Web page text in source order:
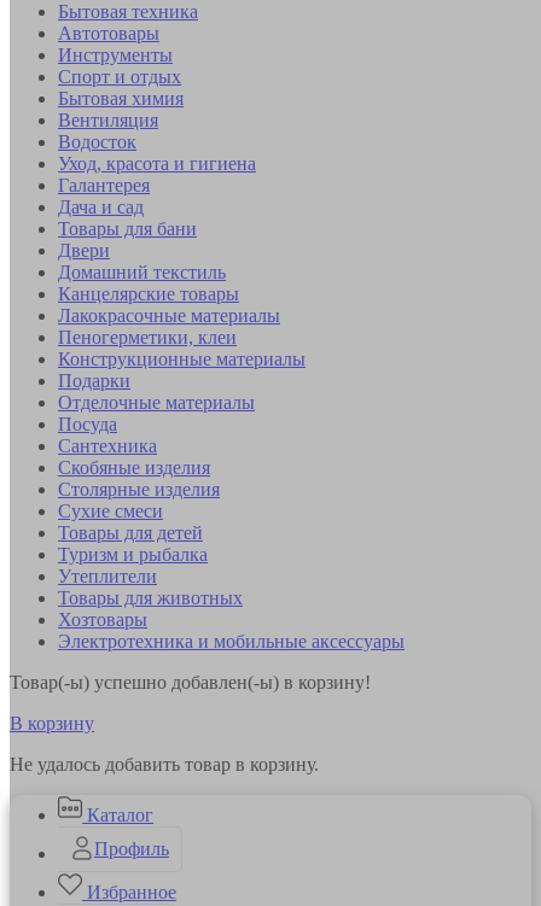
Бытовая техника
Автотовары
Инструменты
Спорт и отдых
Бытовая химия
Вентиляция
Водосток
Уход, красота и гигиена
Галантерея
Дача и сад
Товары для бани
Двери
Домашний текстиль
Канцелярские товары
Лакокрасочные материалы
Пеногерметики, клеи
Конструкционные материалы
Подарки
Отделочные материалы
Посуда
Сантехника
Скобяные изделия
Столярные изделия
Сухие смеси
Товары для детей
Туризм и рыбалка
Утеплители
Товары для животных
Хозтовары
Электротехника и мобильные аксессуары
Товар(-ы) успешно добавлен(-ы) в корзину!
В корзину
Не удалось добавить товар в корзину.
Каталог
Профиль
Избранное